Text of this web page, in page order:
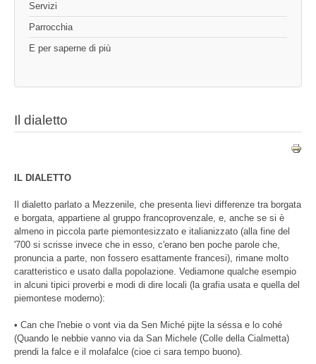
Servizi
Parrocchia
E per saperne di più
Il dialetto
IL DIALETTO
Il dialetto parlato a Mezzenile, che presenta lievi differenze tra borgata
e borgata, appartiene al gruppo francoprovenzale, e, anche se si è
almeno in piccola parte piemontesizzato e italianizzato (alla fine del
'700 si scrisse invece che in esso, c'erano ben poche parole che,
pronuncia a parte, non fossero esattamente francesi), rimane molto
caratteristico e usato dalla popolazione. Vediamone qualche esempio
in alcuni tipici proverbi e modi di dire locali (la grafia usata e quella del
piemontese moderno):
• Can che l'nebie o vont via da Sen Miché pijte la séssa e lo cohé
(Quando le nebbie vanno via da San Michele (Colle della Cialmetta)
prendi la falce e il molafalce (cioe ci sara tempo buono).